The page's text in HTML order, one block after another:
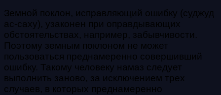
Земной поклон, исправляющий ошибку (суджуд
ас-саху), узаконен при оправдывающих
обстоятельствах, например, забывчивости.
Поэтому земным поклоном не может
пользоваться преднамеренно совершивший
ошибку. Такому человеку намаз следует
выполнить заново, за исключением трех
случаев, в которых преднамеренно